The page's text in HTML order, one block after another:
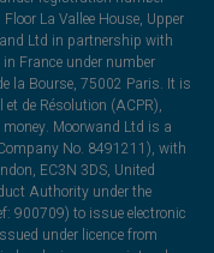
La Vallee House, Upper
Ltd in partnership with
France under number
la Bourse, 75002 Paris. It is
de Résolution (ACPR),
Moorwand Ltd is a
No. 8491211), with
EC3N 3DS, United
Authority under the
900709) to issue electronic
under licence from